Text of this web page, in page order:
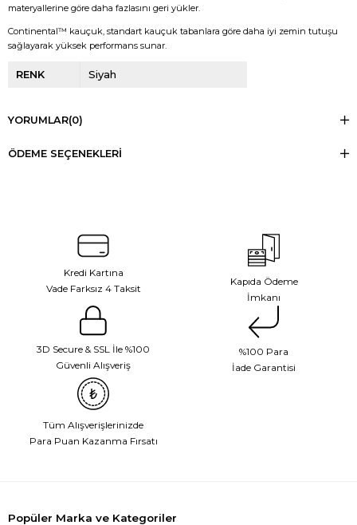
materyallerine göre daha fazlasını geri yükler.
Continental™ kauçuk, standart kauçuk tabanlara göre daha iyi zemin tutuşu
sağlayarak yüksek performans sunar.
RENK Siyah
YORUMLAR(0)
ÖDEME SEÇENEKLERI
Kredi Kartına
Vade Farksız 4 Taksit
Kapıda Ödeme
İmkanı
3D Secure & SSL İle %100
Güvenli Alışveriş
%100 Para
İade Garantisi
Tüm Alışverişlerinizde
Para Puan Kazanma Fırsatı
Popüler Marka ve Kategoriler